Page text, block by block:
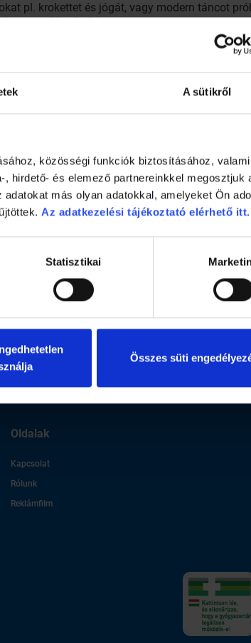
A sütikről
közösségi funkciók biztosításához,
hirdető- és elemező partnereinkkel megosztjuk
más olyan adatokkal, amelyeket Ön
Az adatkezelési tájékoztató elérhető itt.
Statisztikai
Összes süti
pl. krokettet és jógát, vagy modern táncot
legnagyobb piknikje is.
Gixer a Zöld Pardonban
Oldalak
Kapcsolat
Rólunk
Reklámfilm